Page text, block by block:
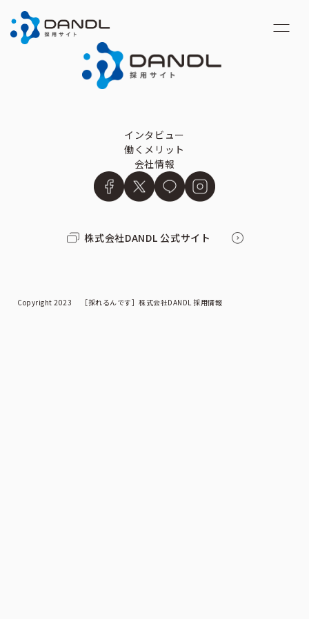
インタビュー
働くメリット
会社情報
株式会社DANDL 公式サイト
Copyright 2023 ［採れるんです］株式会社DANDL 採用情報